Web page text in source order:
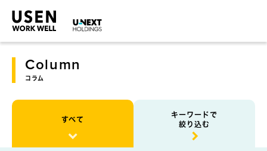
Column
コラム
すべて
キーワードで
絞り込む